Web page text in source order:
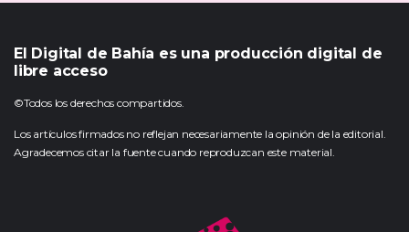
El Digital de Bahía es una producción digital de
libre acceso
©Todos los derechos compartidos.
Los artículos firmados no reflejan necesariamente la opinión de la editorial.
Agradecemos citar la fuente cuando reproduzcan este material.